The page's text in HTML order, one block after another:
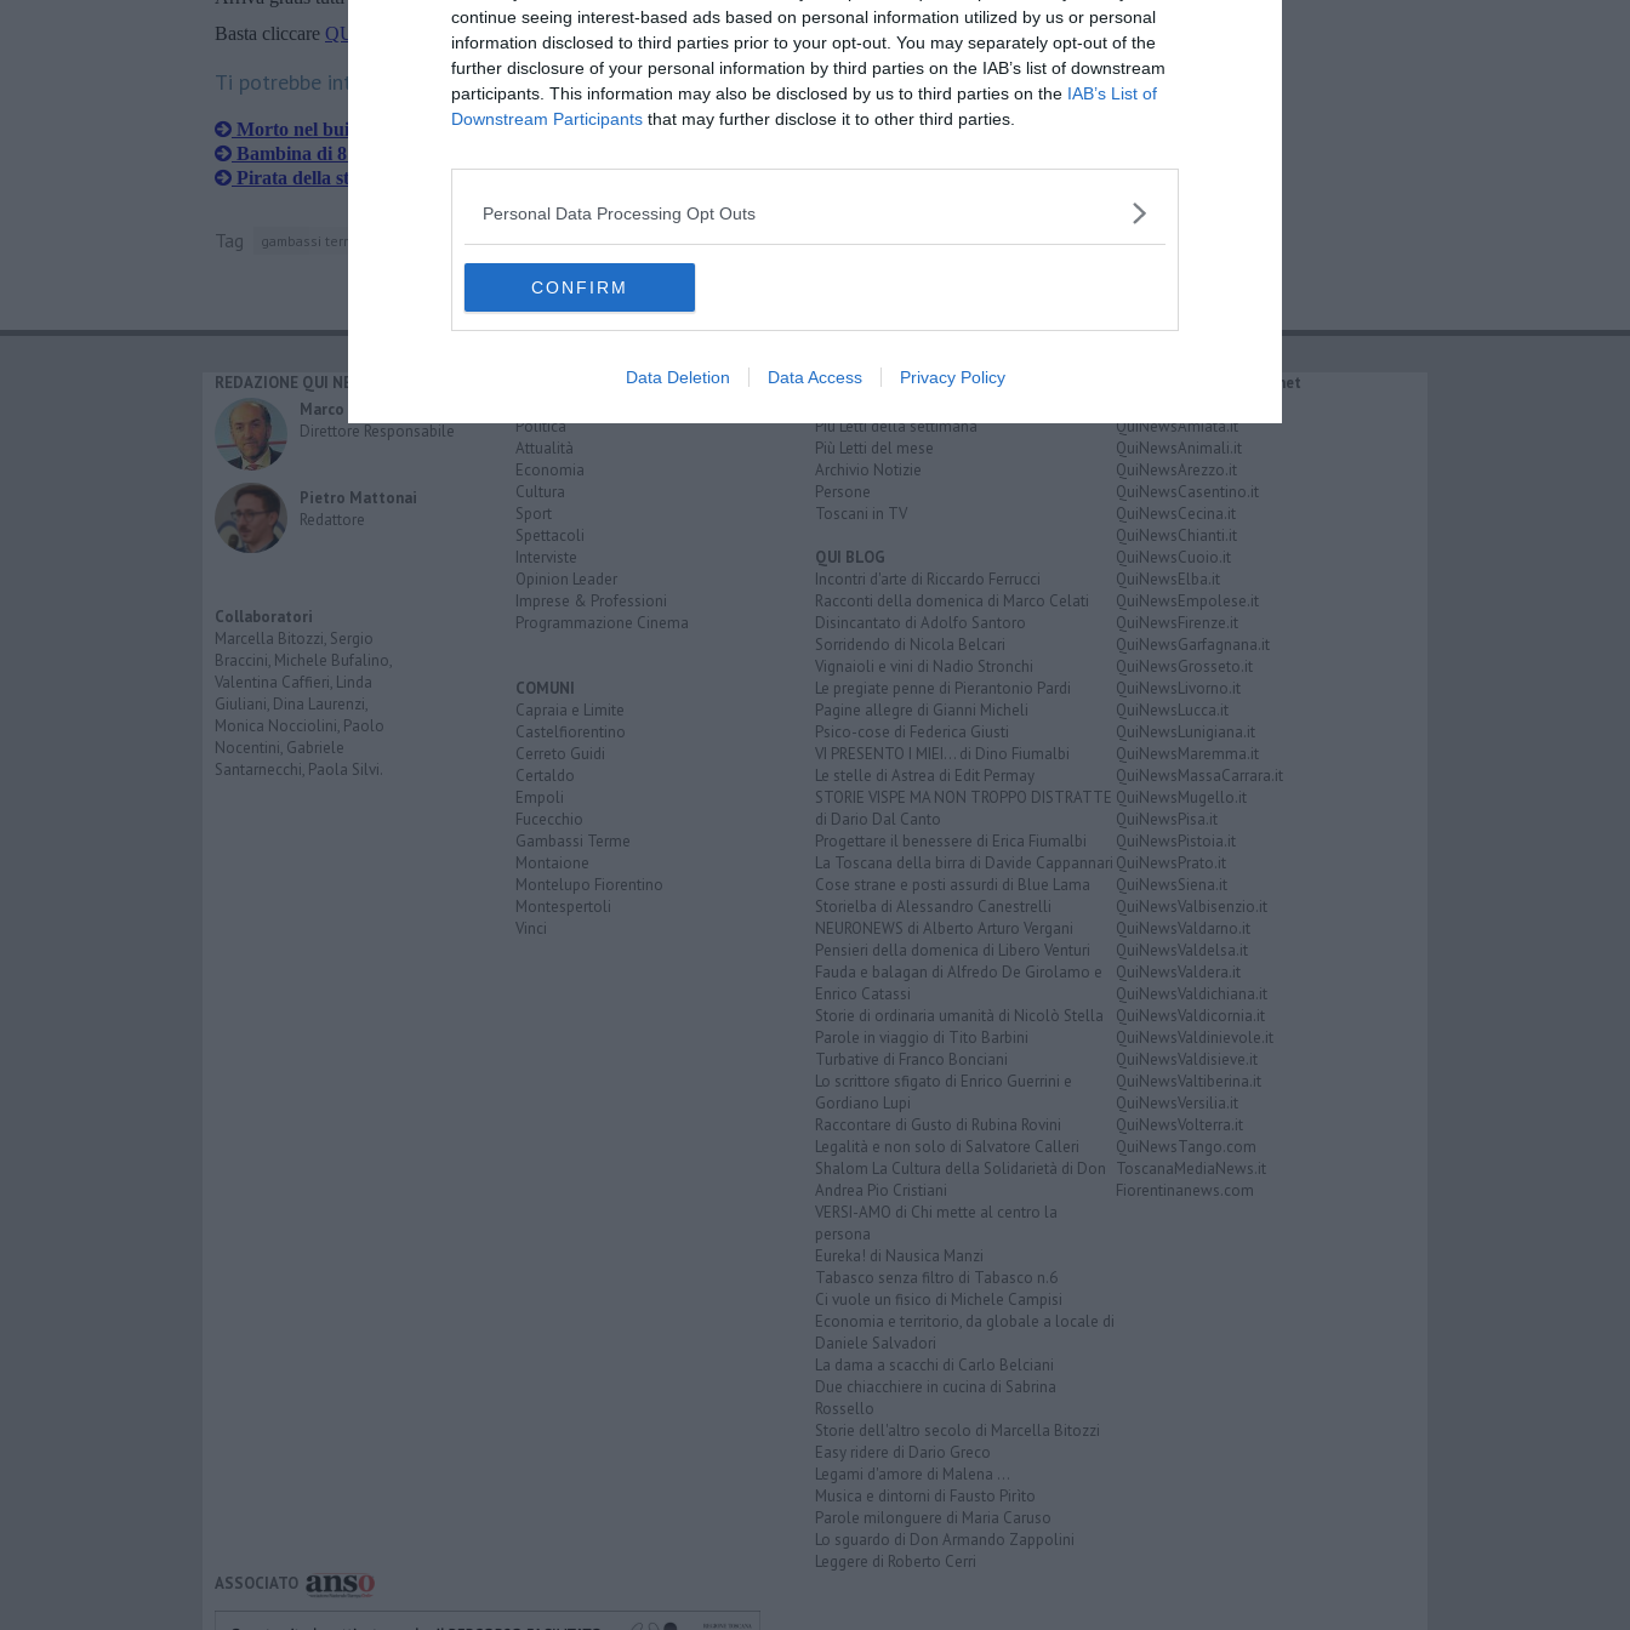
continue seeing interest-based ads based on personal information utilized by us or personal
information disclosed to third parties prior to your opt-out. You may separately opt-out of the
further disclosure of your personal information by third parties on the IAB’s list of downstream
participants. This information may also be disclosed by us to third parties on the IAB’s List of
Downstream Participants that may further disclose it to other third parties.
Personal Data Processing Opt Outs
CONFIRM
Data Deletion Data Access Privacy Policy
Basta cliccare QUI
Ti potrebbe interessare anche:
Morto nel buio sotto al trattore ribaltato
Bambina di 8 mesi ustionata con acqua bollente
Pirata della strada investe mamma con passeggino
Tag gambassi terme ospedale pediatrico meyer firenze
REDAZIONE QUI NEWS
Marco Migli
Direttore Responsabile
Pietro Mattonai
Redattore
Collaboratori
Marcella Bitozzi, Sergio
Braccini, Michele Bufalino,
Valentina Caffieri, Linda
Giuliani, Dina Laurenzi,
Monica Nocciolini, Paolo
Nocentini, Gabriele
Santarnecchi, Paola Silvi.
Politica
Attualità
Economia
Cultura
Sport
Spettacoli
Interviste
Opinion Leader
Imprese & Professioni
Programmazione Cinema
COMUNI
Capraia e Limite
Castelfiorentino
Cerreto Guidi
Certaldo
Empoli
Fucecchio
Gambassi Terme
Montaione
Montelupo Fiorentino
Montespertoli
Vinci
RUBRICHE
Più Letti della settimana
Più Letti del mese
Archivio Notizie
Persone
Toscani in TV
QUI BLOG
Incontri d'arte di Riccardo Ferrucci
Racconti della domenica di Marco Celati
Disincantato di Adolfo Santoro
Sorridendo di Nicola Belcari
Vignaioli e vini di Nadio Stronchi
Le pregiate penne di Pierantonio Pardi
Pagine allegre di Gianni Micheli
Psico-cose di Federica Giusti
VI PRESENTO I MIEI... di Dino Fiumalbi
Le stelle di Astrea di Edit Permay
STORIE VISPE MA NON TROPPO DISTRATTE
di Dario Dal Canto
Progettare il benessere di Erica Fiumalbi
La Toscana della birra di Davide Cappannari
Cose strane e posti assurdi di Blue Lama
Storielba di Alessandro Canestrelli
NEURONEWS di Alberto Arturo Vergani
Pensieri della domenica di Libero Venturi
Fauda e balagan di Alfredo De Girolamo e
Enrico Catassi
Storie di ordinaria umanità di Nicolò Stella
Parole in viaggio di Tito Barbini
Turbative di Franco Bonciani
Lo scrittore sfigato di Enrico Guerrini e
Gordiano Lupi
Raccontare di Gusto di Rubina Rovini
Legalità e non solo di Salvatore Calleri
Shalom La Cultura della Solidarietà di Don
Andrea Pio Cristiani
VERSI-AMO di Chi mette al centro la
persona
Eureka! di Nausica Manzi
Tabasco senza filtro di Tabasco n.6
Ci vuole un fisico di Michele Campisi
Economia e territorio, da globale a locale di
Daniele Salvadori
La dama a scacchi di Carlo Belciani
Due chiacchiere in cucina di Sabrina
Rossello
Storie dell'altro secolo di Marcella Bitozzi
Easy ridere di Dario Greco
Legami d'amore di Malena ...
Musica e dintorni di Fausto Pirìto
Parole milonguere di Maria Caruso
Lo sguardo di Don Armando Zappolini
Leggere di Roberto Cerri
IL NETWORK QuiNews.net
QuiNewsAmiata.it
QuiNewsAnimali.it
QuiNewsArezzo.it
QuiNewsCasentino.it
QuiNewsCecina.it
QuiNewsChianti.it
QuiNewsCuoio.it
QuiNewsElba.it
QuiNewsEmpolese.it
QuiNewsFirenze.it
QuiNewsGarfagnana.it
QuiNewsGrosseto.it
QuiNewsLivorno.it
QuiNewsLucca.it
QuiNewsLunigiana.it
QuiNewsMaremma.it
QuiNewsMassaCarrara.it
QuiNewsMugello.it
QuiNewsPisa.it
QuiNewsPistoia.it
QuiNewsPrato.it
QuiNewsSiena.it
QuiNewsValbisenzio.it
QuiNewsValdarno.it
QuiNewsValdelsa.it
QuiNewsValdera.it
QuiNewsValdichiana.it
QuiNewsValdicornia.it
QuiNewsValdinievole.it
QuiNewsValdisieve.it
QuiNewsValtiberina.it
QuiNewsVersilia.it
QuiNewsVolterra.it
QuiNewsTango.com
ToscanaMediaNews.it
Fiorentinanews.com
ASSOCIATO